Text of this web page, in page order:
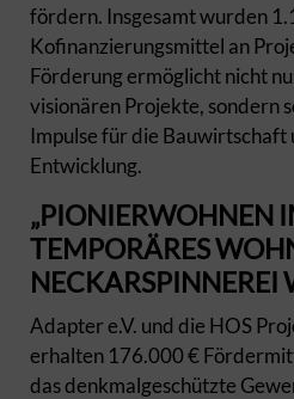
fördern. Insgesamt wurden
Kofinanzierungsmittel an
Förderung ermöglicht nicht
visionären Projekte, sondern
Impulse für die Bauwirtschaft
Entwicklung.
„PIONIERWOHNEN
TEMPORÄRES
NECKARSPINNEREI
Adapter e.V. und die HOS
erhalten 176.000 €
das denkmalgeschützte